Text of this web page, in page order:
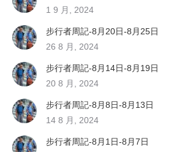
1 9 月, 2024
步行者周記-8月20日-8月25日
26 8 月, 2024
步行者周記-8月14日-8月19日
20 8 月, 2024
步行者周記-8月8日-8月13日
14 8 月, 2024
步行者周記-8月1日-8月7日